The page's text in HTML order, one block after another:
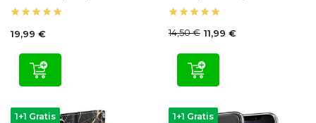
19,99 € 14,50 € 11,99 €
1+1 Gratis 1+1 Gratis